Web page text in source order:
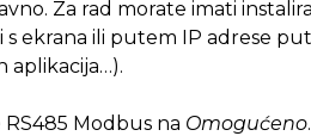
Za rad morate imati
s ekrana ili putem IP adrese
aplikacija…).
Modbus na Omogućeno.